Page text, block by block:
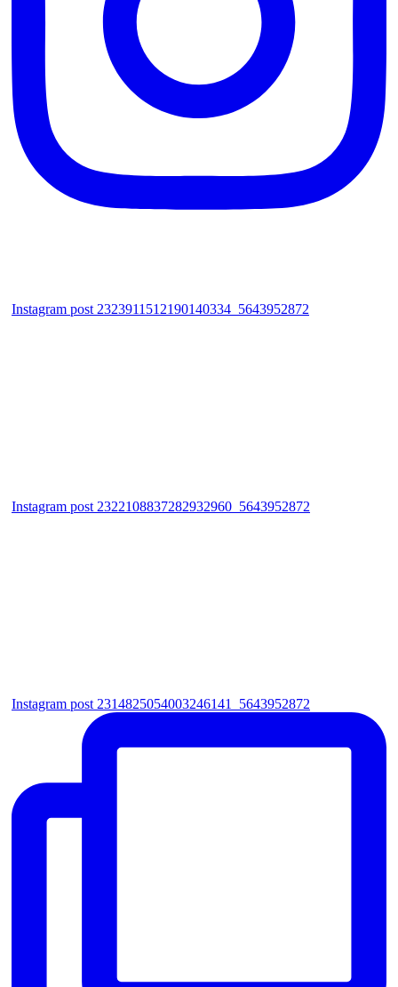
Instagram post 2323911512190140334_5643952872
Instagram post 2322108837282932960_5643952872
Instagram post 2314825054003246141_5643952872